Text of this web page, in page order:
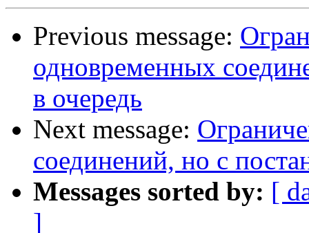
Previous message:
одновременных
в очередь
Next message:
соединений, но с
Messages sorted by: [
]